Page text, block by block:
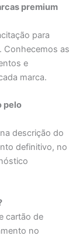
premium
para
Conhecemos as
e
marca.
pelo
descrição do
definitivo, no
cartão de
no